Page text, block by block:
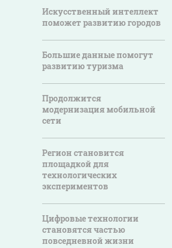
Искусственный интеллект
поможет развитию городов
Большие данные помогут
развитию туризма
Продолжится
модернизация мобильной
сети
Регион становится
площадкой для
технологических
экспериментов
Цифровые технологии
становятся частью
повседневной жизни